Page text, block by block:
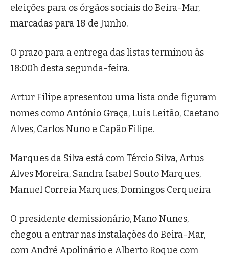
eleições para os órgãos sociais do Beira-Mar,
marcadas para 18 de Junho.
O prazo para a entrega das listas terminou às
18:00h desta segunda-feira.
Artur Filipe apresentou uma lista onde figuram
nomes como António Graça, Luis Leitão, Caetano
Alves, Carlos Nuno e Capão Filipe.
Marques da Silva está com Tércio Silva, Artus
Alves Moreira, Sandra Isabel Souto Marques,
Manuel Correia Marques, Domingos Cerqueira
O presidente demissionário, Mano Nunes,
chegou a entrar nas instalações do Beira-Mar,
com André Apolinário e Alberto Roque com